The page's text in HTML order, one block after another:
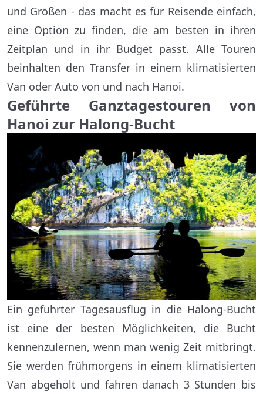
und Größen - das macht es für Reisende einfach,
eine Option zu finden, die am besten in ihren
Zeitplan und in ihr Budget passt. Alle Touren
beinhalten den Transfer in einem klimatisierten
Van oder Auto von und nach Hanoi.
Geführte Ganztagestouren von
Hanoi zur Halong-Bucht
Ein geführter Tagesausflug in die Halong-Bucht
ist eine der besten Möglichkeiten, die Bucht
kennenzulernen, wenn man wenig Zeit mitbringt.
Sie werden frühmorgens in einem klimatisierten
Van abgeholt und fahren danach 3 Stunden bis